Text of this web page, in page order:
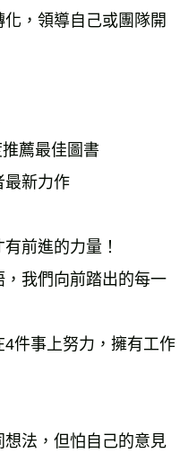
，領導自己或團隊開
薦最佳圖書
新力作
前進的力量！
我們向前踏出的每一
件事上努力，擁有工作
法，但怕自己的意見